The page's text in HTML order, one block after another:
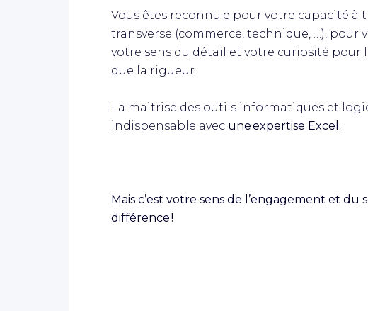
Vous êtes reconnu.e pour votre capacité à
transverse (commerce, technique, …), pour
votre sens du détail et votre curiosité pour
que la rigueur.
La maitrise des outils informatiques et
indispensable avec une expertise Excel.
Mais c’est votre sens de l’engagement et du
différence !